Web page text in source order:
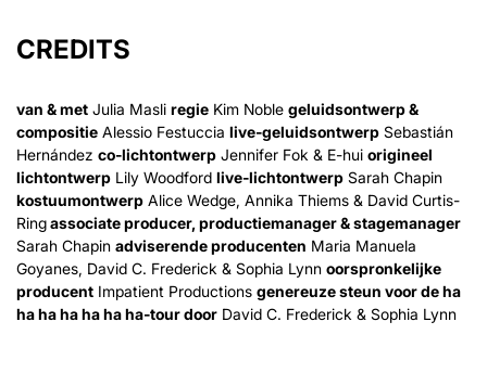
CREDITS
van & met Julia Masli regie Kim Noble geluidsontwerp &
compositie Alessio Festuccia live-geluidsontwerp Sebastián
Hernández co-lichtontwerp Jennifer Fok & E-hui origineel
lichtontwerp Lily Woodford live-lichtontwerp Sarah Chapin
kostuumontwerp Alice Wedge, Annika Thiems & David Curtis-
Ringassociate producer, productiemanager & stagemanager
Sarah Chapin adviserende producenten Maria Manuela
Goyanes, David C. Frederick & Sophia Lynn oorspronkelijke
producent Impatient Productions genereuze steun voor de ha
ha ha ha ha ha ha-tour door David C. Frederick & Sophia Lynn